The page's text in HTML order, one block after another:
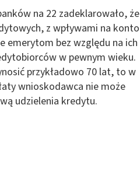
na 22 zadeklarowało, że
z wpływami na konto
emerytom bez względu na ich
w pewnym wieku.
przykładowo 70 lat, to w
wnioskodawca nie może
udzielenia kredytu.